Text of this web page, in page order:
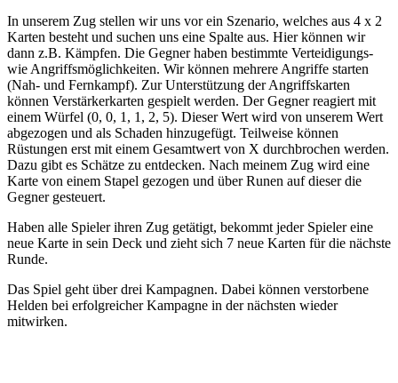
In unserem Zug stellen wir uns vor ein Szenario, welches aus 4 x 2
Karten besteht und suchen uns eine Spalte aus. Hier können wir
dann z.B. Kämpfen. Die Gegner haben bestimmte Verteidigungs-
wie Angriffsmöglichkeiten. Wir können mehrere Angriffe starten
(Nah- und Fernkampf). Zur Unterstützung der Angriffskarten
können Verstärkerkarten gespielt werden. Der Gegner reagiert mit
einem Würfel (0, 0, 1, 1, 2, 5). Dieser Wert wird von unserem Wert
abgezogen und als Schaden hinzugefügt. Teilweise können
Rüstungen erst mit einem Gesamtwert von X durchbrochen werden.
Dazu gibt es Schätze zu entdecken. Nach meinem Zug wird eine
Karte von einem Stapel gezogen und über Runen auf dieser die
Gegner gesteuert.
Haben alle Spieler ihren Zug getätigt, bekommt jeder Spieler eine
neue Karte in sein Deck und zieht sich 7 neue Karten für die nächste
Runde.
Das Spiel geht über drei Kampagnen. Dabei können verstorbene
Helden bei erfolgreicher Kampagne in der nächsten wieder
mitwirken.